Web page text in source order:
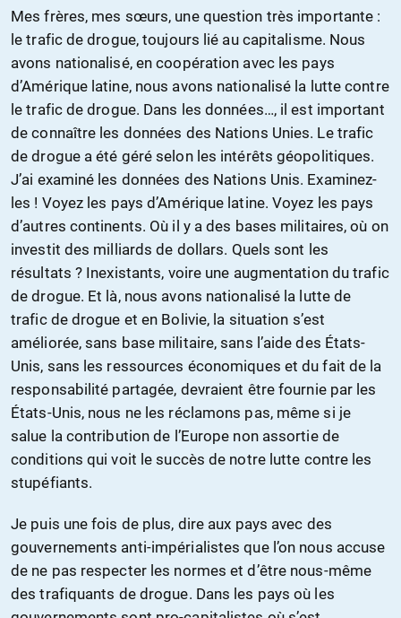
Mes frères, mes sœurs, une question très importante :
le trafic de drogue, toujours lié au capitalisme. Nous
avons nationalisé, en coopération avec les pays
d’Amérique latine, nous avons nationalisé la lutte contre
le trafic de drogue. Dans les données…, il est important
de connaître les données des Nations Unies. Le trafic
de drogue a été géré selon les intérêts géopolitiques.
J’ai examiné les données des Nations Unis. Examinez-
les ! Voyez les pays d’Amérique latine. Voyez les pays
d’autres continents. Où il y a des bases militaires, où on
investit des milliards de dollars. Quels sont les
résultats ? Inexistants, voire une augmentation du trafic
de drogue. Et là, nous avons nationalisé la lutte de
trafic de drogue et en Bolivie, la situation s’est
améliorée, sans base militaire, sans l’aide des États-
Unis, sans les ressources économiques et du fait de la
responsabilité partagée, devraient être fournie par les
États-Unis, nous ne les réclamons pas, même si je
salue la contribution de l’Europe non assortie de
conditions qui voit le succès de notre lutte contre les
stupéfiants.
Je puis une fois de plus, dire aux pays avec des
gouvernements anti-impérialistes que l’on nous accuse
de ne pas respecter les normes et d’être nous-même
des trafiquants de drogue. Dans les pays où les